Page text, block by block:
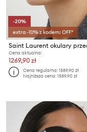
-20%
extra -10% z kodem: OFF*
Cena aktualna:
1269,90 zł
Cena regularna:1589,90 zł
Najniższa cena:1589,90 zł